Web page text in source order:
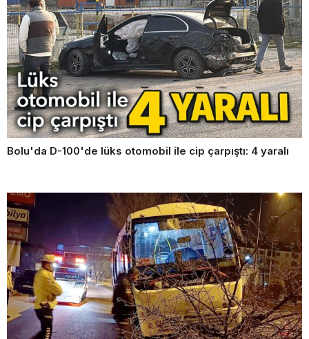
Bolu'da D-100'de lüks otomobil ile cip çarpıştı: 4 yaralı